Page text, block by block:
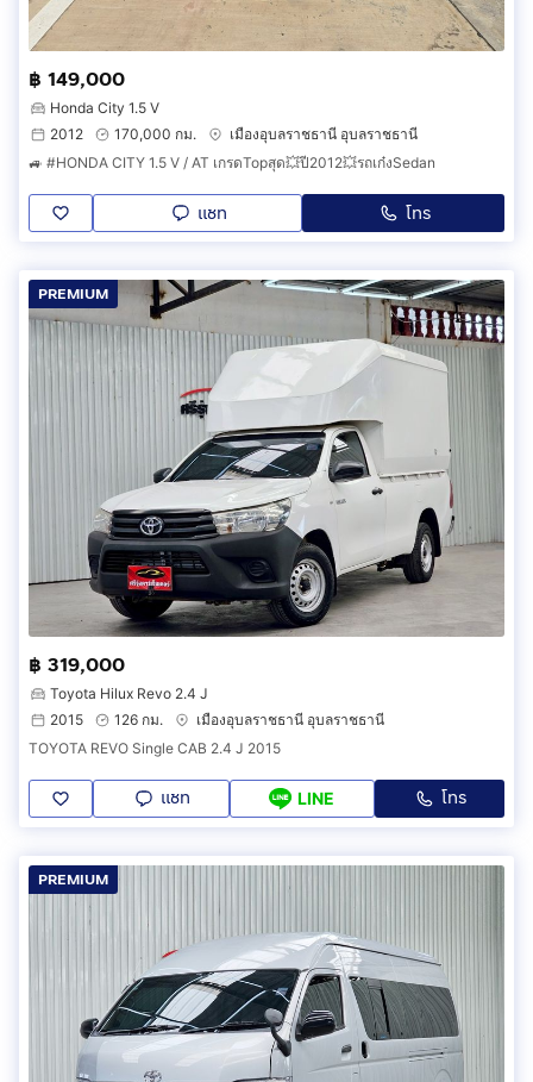
฿ 149,000
Honda City 1.5 V
2012
170,000 กม.
เมืองอุบลราชธานี อุบลราชธานี
🚙 #HONDA CITY 1.5 V / AT เกรดTopสุด💥ปี2012💥รถเก๋งSedan
แชท โทร
PREMIUM
฿ 319,000
Toyota Hilux Revo 2.4 J
2015
126 กม.
เมืองอุบลราชธานี อุบลราชธานี
TOYOTA REVO Single CAB 2.4 J 2015
แชท LINE โทร
PREMIUM